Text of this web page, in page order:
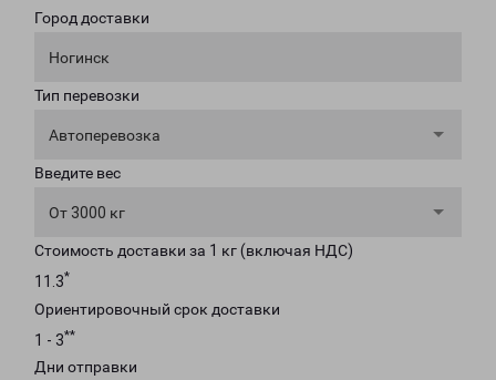
Город доставки
Ногинск
Тип перевозки
Автоперевозка
Введите вес
От 3000 кг
Стоимость доставки за 1 кг (включая НДС)
11.3*
Ориентировочный срок доставки
1 - 3**
Дни отправки